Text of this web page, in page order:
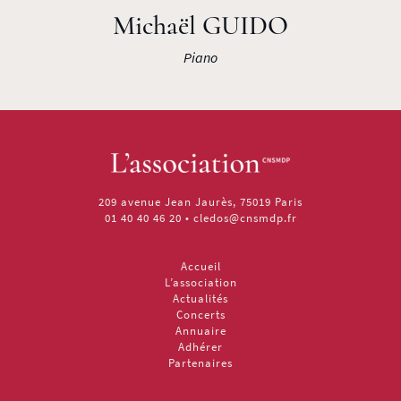
Michaël GUIDO
Piano
209 avenue Jean Jaurès, 75019 Paris
01 40 40 46 20 • cledos@cnsmdp.fr
Accueil
L’association
Actualités
Concerts
Annuaire
Adhérer
Partenaires